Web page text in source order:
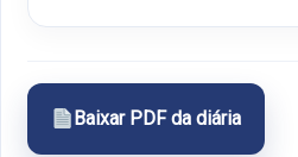
Baixar PDF da diária